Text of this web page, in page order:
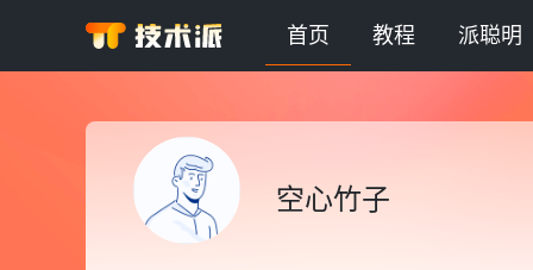
首页 教程 派聪明
空心竹子